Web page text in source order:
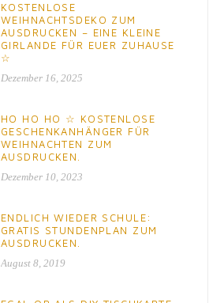
KOSTENLOSE
WEIHNACHTSDEKO ZUM
AUSDRUCKEN – EINE KLEINE
GIRLANDE FÜR EUER ZUHAUSE
☆
Dezember 16, 2025
HO HO HO ☆ KOSTENLOSE
GESCHENKANHÄNGER FÜR
WEIHNACHTEN ZUM
AUSDRUCKEN.
Dezember 10, 2023
ENDLICH WIEDER SCHULE:
GRATIS STUNDENPLAN ZUM
AUSDRUCKEN.
August 8, 2019